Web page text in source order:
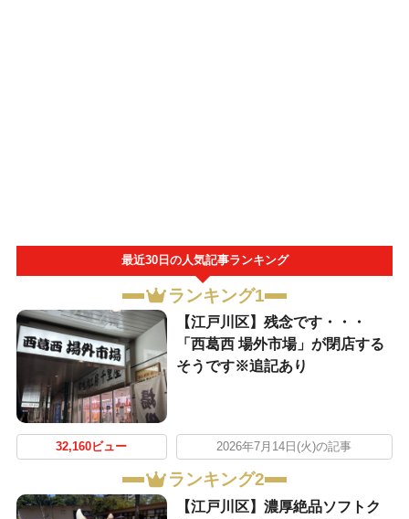
最近30日の人気記事ランキング
ランキング1
【江戸川区】残念です・・・
「西葛西 場外市場」が閉店する
そうです※追記あり
32,160ビュー 2026年7月14日(火)の記事
ランキング2
【江戸川区】濃厚絶品ソフトク